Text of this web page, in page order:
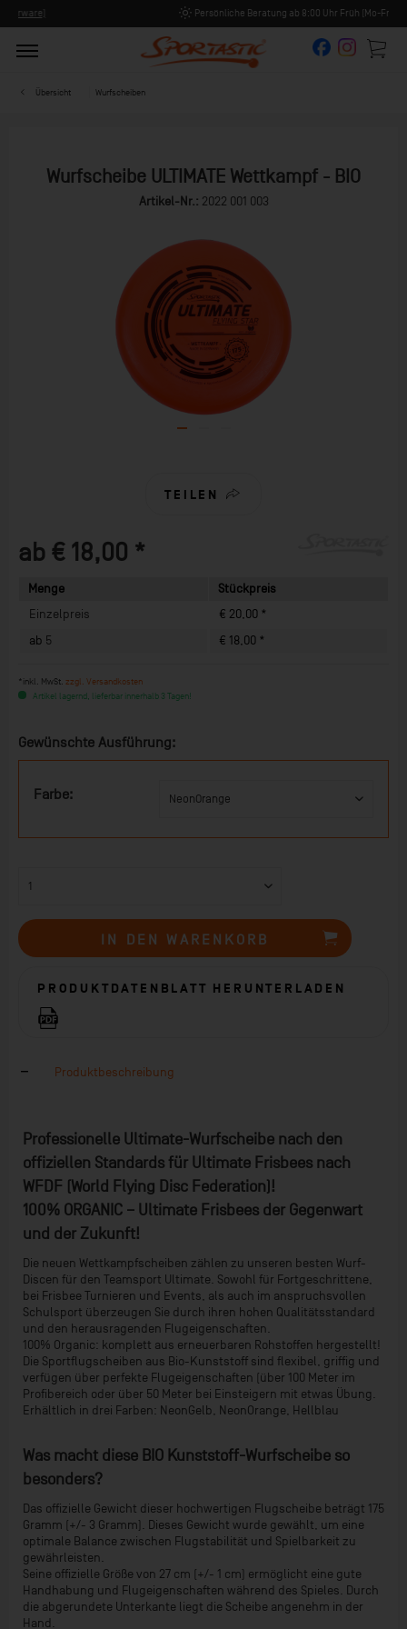
Persönliche Beratung ab 8:00 Uhr Früh (Mo-Fr)
Übersicht Wurfscheiben
Wurfscheibe ULTIMATE Wettkampf - BIO
Artikel-Nr.: 2022 001 003
TEILEN
ab € 18,00 *
Menge
Stückpreis
Einzelpreis
€ 20,00 *
ab 5 € 18,00 *
*inkl. MwSt. zzgl. Versandkosten
Artikel lagernd, lieferbar innerhalb 3 Tagen!
Gewünschte Ausführung:
Farbe:
IN DEN WARENKORB
PRODUKTDATENBLATT HERUNTERLADEN
Produktbeschreibung
Professionelle Ultimate-Wurfscheibe nach den
offiziellen Standards für Ultimate Frisbees nach
WFDF (World Flying Disc Federation)!
100% ORGANIC – Ultimate Frisbees der Gegenwart
und der Zukunft!
Die neuen Wettkampfscheiben zählen zu unseren besten Wurf-
Discen für den Teamsport Ultimate. Sowohl für Fortgeschrittene,
bei Frisbee Turnieren und Events, als auch im anspruchsvollen
Schulsport überzeugen Sie durch ihren hohen Qualitätsstandard
und den herausragenden Flugeigenschaften.
100% Organic: komplett aus erneuerbaren Rohstoffen hergestellt!
Die Sportflugscheiben aus Bio-Kunststoff sind flexibel, griffig und
verfügen über perfekte Flugeigenschaften (über 100 Meter im
Profibereich oder über 50 Meter bei Einsteigern mit etwas Übung.
Erhältlich in drei Farben: NeonGelb, NeonOrange, Hellblau
Was macht diese BIO Kunststoff-Wurfscheibe so
besonders?
Das offizielle Gewicht dieser hochwertigen Flugscheibe beträgt 175
Gramm (+/- 3 Gramm). Dieses Gewicht wurde gewählt, um eine
optimale Balance zwischen Flugstabilität und Spielbarkeit zu
gewährleisten.
Seine offizielle Größe von 27 cm (+/- 1 cm) ermöglicht eine gute
Handhabung und Flugeigenschaften während des Spieles. Durch
die abgerundete Unterkante liegt die Scheibe angenehm in der
Hand.